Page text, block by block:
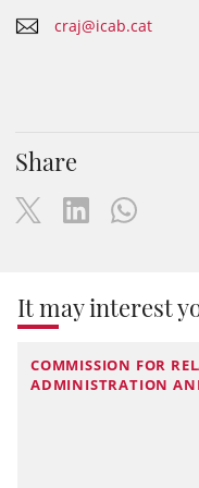
craj@icab.cat
Share
It may interest
COMMISSION FOR
ADMINISTRATION